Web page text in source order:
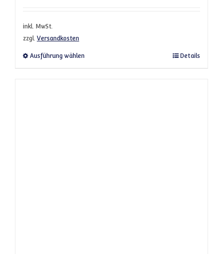
inkl. MwSt.
zzgl. Versandkosten
Ausführung wählen Dieses Produkt weist mehrere Varianten
Details